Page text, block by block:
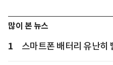
많이 본 뉴스
1 스마트폰 배터리 유난히